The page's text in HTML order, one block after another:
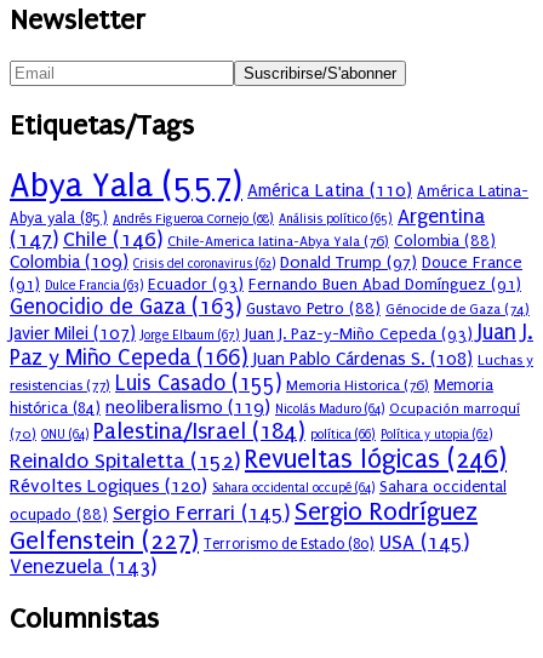
Newsletter
Etiquetas/Tags
Abya Yala (557) América Latina (110) América Latina-
Abya yala (85) Andrés Figueroa Cornejo (68) Análisis político (65) Argentina
(147) Chile (146) Chile-America latina-Abya Yala (76) Colombia (88)
Colombia(109) Crisis del coronavirus (62) Donald Trump (97) Douce France
(91) Dulce Francia (63) Ecuador (93) Fernando Buen Abad Domínguez (91)
Genocidio de Gaza (163) Gustavo Petro (88) Génocide de Gaza (74)
Javier Milei (107) Jorge Elbaum (67) Juan J. Paz-y-Miño Cepeda (93) Juan J.
Paz y Miño Cepeda (166) Juan Pablo Cárdenas S. (108) Luchas y
resistencias (77) Luis Casado (155) Memoria Historica (76) Memoria
histórica (84) neoliberalismo (119) Nicolás Maduro (64) Ocupación marroquí
(70) ONU (64) Palestina/Israel (184) política (66) Política y utopia (62)
Reinaldo Spitaletta (152) Revueltas lógicas (246)
Révoltes Logiques (120) Sahara occidental occupé (64) Sahara occidental
ocupado (88) Sergio Ferrari (145) Sergio Rodríguez
Gelfenstein (227) Terrorismo de Estado (80) USA (145)
Venezuela (143)
Columnistas